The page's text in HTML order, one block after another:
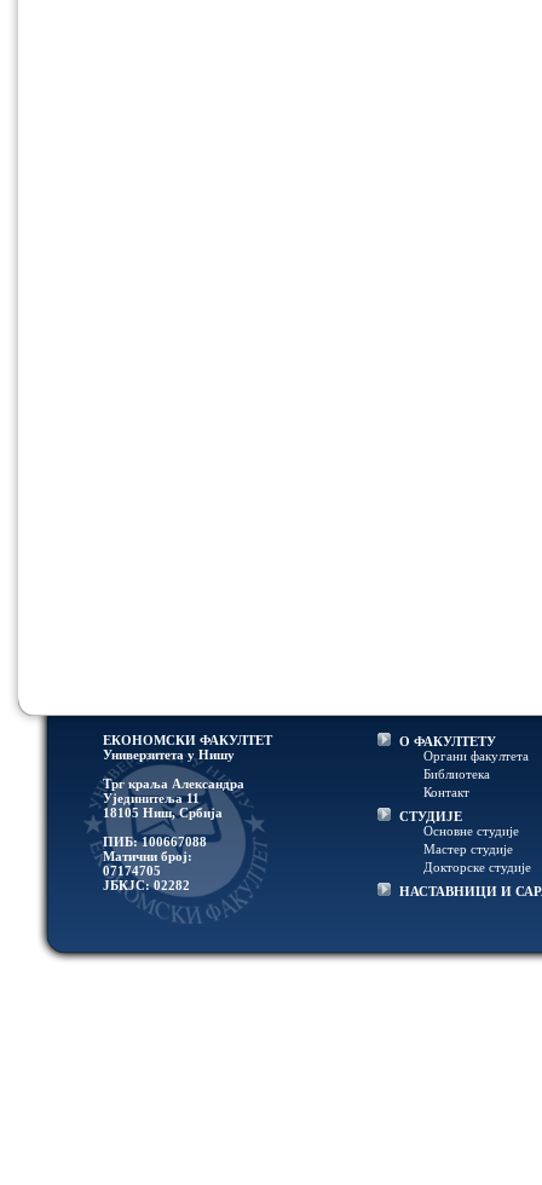
ЕКОНОМСКИ ФАКУЛТЕТ
Универзитетa у Нишу
Трг краља Александра
Ујединитеља 11
18105 Ниш, Србија
ПИБ: 100667088
Матични број:
07174705
ЈБКЈС: 02282
О ФАКУЛТЕТУ
Органи факултета
Библиотека
Контакт
СТУДИЈЕ
Основне студије
Мастер студије
Докторске студије
НАСТАВНИЦИ И